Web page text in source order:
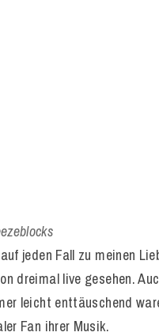
jeden Fall zu meinen
dreimal live gesehen.
leicht enttäuschend
Fan ihrer Musik.